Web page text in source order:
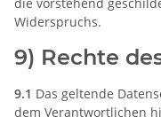
Widerspruchs.
9) Rechte
9.1 Das geltende
dem Verantwortlichen